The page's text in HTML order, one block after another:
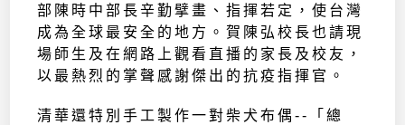
部陳時中部長辛勤擘畫、指揮若定，使台灣
成為全球最安全的地方。賀陳弘校長也請現
場師生及在網路上觀看直播的家長及校友，
以最熱烈的掌聲感謝傑出的抗疫指揮官。
清華還特別手工製作一對柴犬布偶--「總